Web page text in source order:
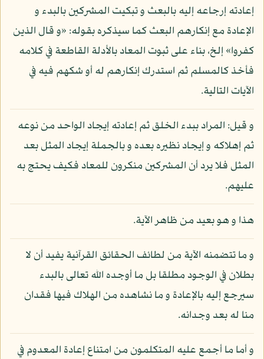
إعادته إرجاعه إليه بالبعث و تبكيت المشركين بالبدء و
الإعادة مع إنكارهم البعث كما سيذكره بقوله: «و قال الذين
كفروا» إلخ، بناء على ثبوت المعاد بالأدلة القاطعة في كلامه
فأخذ كالمسلم ثم استدرك إنكارهم له أو شكهم فيه في
الآيات التالية.
و قيل: المراد ببدء الخلق ثم إعادته إيجاد الواحد من نوعه
ثم إهلاكه و إيجاد نظيره بعده و بالجملة إيجاد المثل بعد
المثل فلا يرد أن المشركين منكرون للمعاد فكيف يحتج به
عليهم.
هذا و هو بعيد من ظاهر الآية.
و ما تتضمنه الآية من لطائف الحقائق القرآنية يفيد أن لا
بطلان في الوجود مطلقا بل ما أوجده الله تعالى بالبدء
سيرجع إليه بالإعادة و ما نشاهده من الهلاك فيها فقدان
منا له بعد وجدانه.
و أما ما أجمع عليه المتكلمون من امتناع إعادة المعدوم في